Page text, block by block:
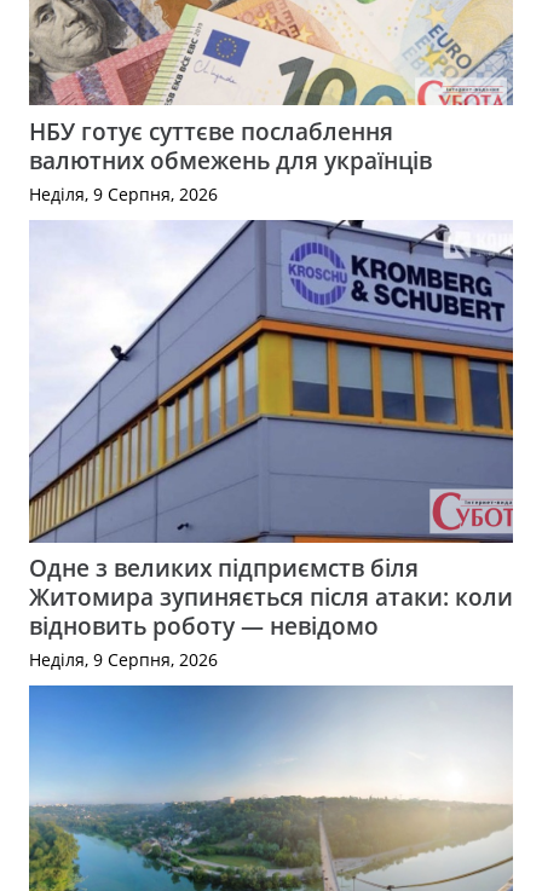
НБУ готує суттєве послаблення
валютних обмежень для українців
Неділя, 9 Серпня, 2026
Одне з великих підприємств біля
Житомира зупиняється після атаки: коли
відновить роботу — невідомо
Неділя, 9 Серпня, 2026